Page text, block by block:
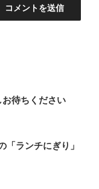
待ちください
ランチにぎり」